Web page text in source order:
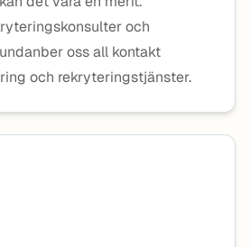
och
oss all kontakt
och rekryteringstjänster.